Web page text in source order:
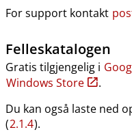
For support kontakt
Felleskatalogen
Gratis tilgjengelig i
Windows Store
.
Du kan også laste ned
(2.1.4).